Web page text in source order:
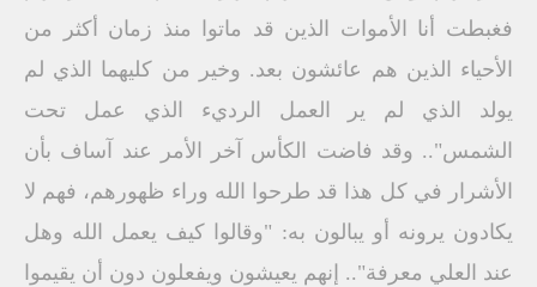
فغبطت أنا الأموات الذين قد ماتوا منذ زمان أكثر من
الأحياء الذين هم عائشون بعد. وخير من كليهما الذي لم
يولد الذي لم ير العمل الرديء الذي عمل تحت
الشمس".. وقد فاضت الكأس آخر الأمر عند آساف بأن
الأشرار في كل هذا قد طرحوا الله وراء ظهورهم، فهم لا
يكادون يرونه أو يبالون به: "وقالوا كيف يعمل الله وهل
عند العلي معرفة".. إنهم يعيشون ويفعلون دون أن يقيموا